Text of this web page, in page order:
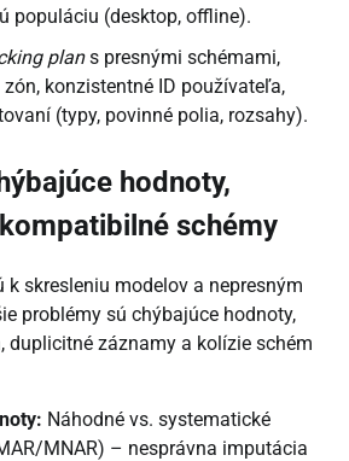
populáciu (desktop, offline).
plans presnými schémami,
konzistentné ID používateľa,
(typy, povinné polia, rozsahy).
hodnoty,
schémy
k skresleniu modelov a nepresným
problémy sú chýbajúce hodnoty,
duplicitné záznamy a kolízie schém
Náhodné vs. systematické
MNAR) – nesprávna imputácia